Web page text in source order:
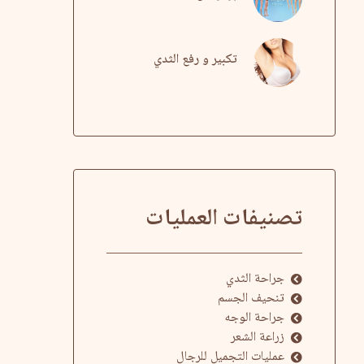
تكبير و رفع الثدي
تصنيفات العمليات
جراحة الثدي
تنحيف الجسم
جراحة الوجه
زراعة الشعر
عمليات التجميل للرجال